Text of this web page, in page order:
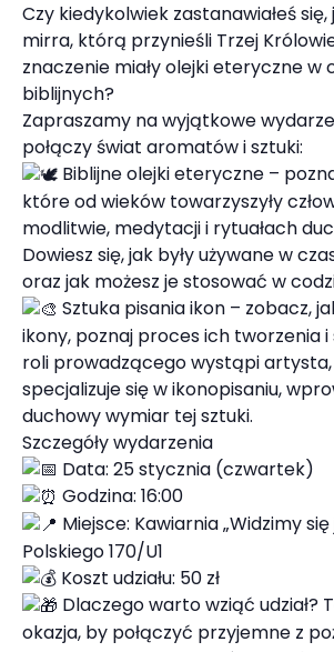
Czy kiedykolwiek zastanawiałeś się,
mirra, którą przynieśli Trzej
znaczenie miały olejki eteryczne w
biblijnych?
Zapraszamy na wyjątkowe
połączy świat aromatów i sztuki:
Biblijne olejki eteryczne –
które od wieków towarzyszyły
modlitwie, medytacji i rytuałach
Dowiesz się, jak były używane w
oraz jak możesz je stosować w
Sztuka pisania ikon – zobacz,
ikony, poznaj proces ich tworzenia i
roli prowadzącego wystąpi
specjalizuje się w ikonopisaniu,
duchowy wymiar tej sztuki.
Szczegóły wydarzenia
Data: 25 stycznia (czwartek)
Godzina: 16:00
Miejsce: Kawiarnia „Widzimy
Polskiego 170/U1
Koszt udziału: 50 zł
Dlaczego warto wziąć udział?
okazja, by połączyć przyjemne z